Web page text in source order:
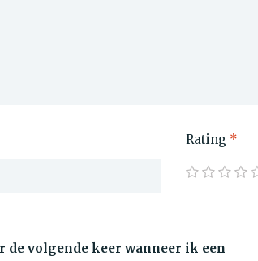
Rating *
de volgende keer wanneer ik een